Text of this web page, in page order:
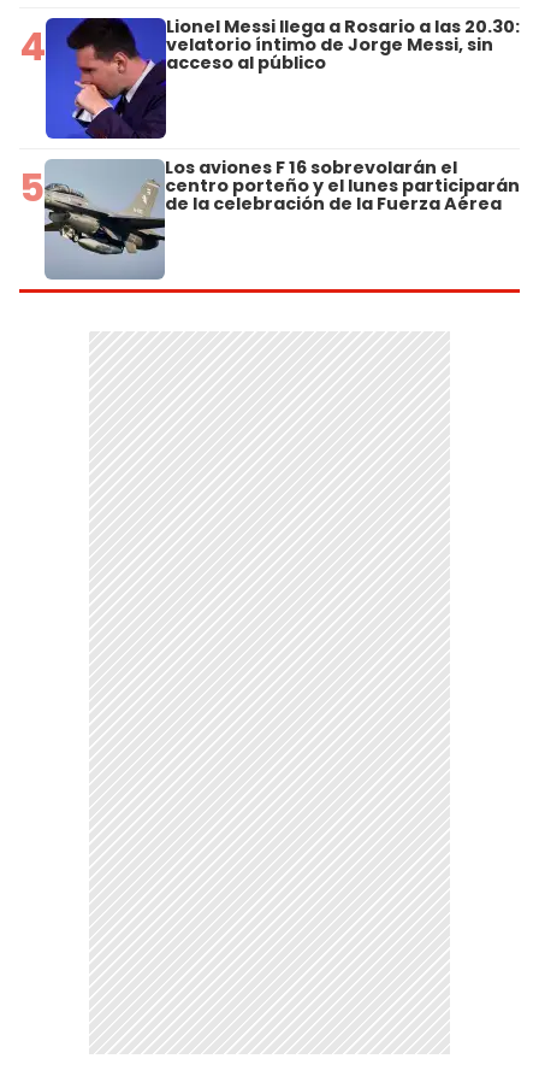
4 Lionel Messi llega a Rosario a las 20.30:
velatorio íntimo de Jorge Messi, sin
acceso al público
5 Los aviones F 16 sobrevolarán el
centro porteño y el lunes participarán
de la celebración de la Fuerza Aérea